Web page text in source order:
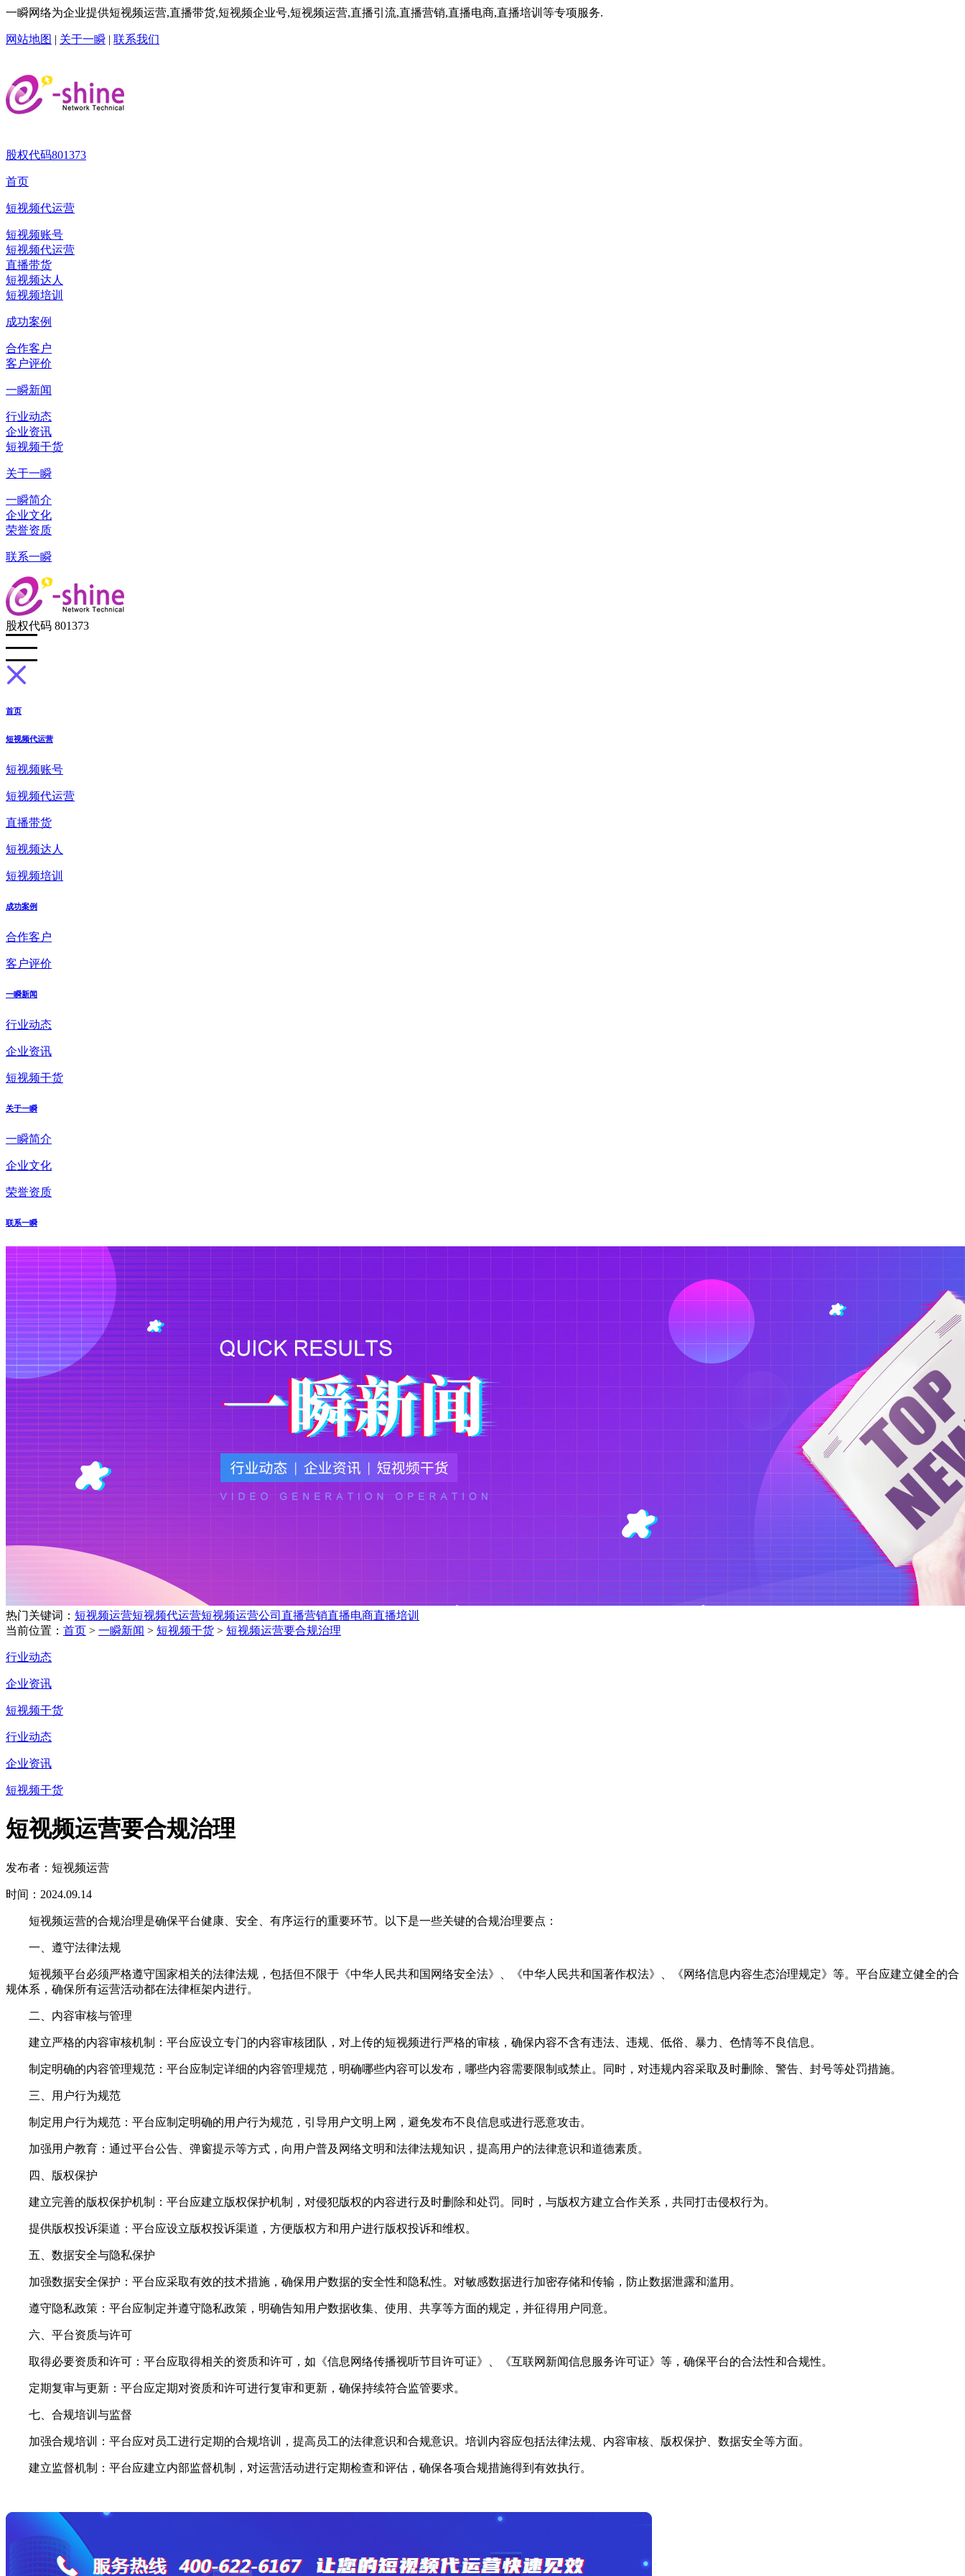
一瞬网络为企业提供短视频运营,直播带货,短视频企业号,短视频运营,直播引流,直播营销,直播电商,直播培训等专项服务.
网站地图 | 关于一瞬 | 联系我们
股权代码801373
首页
短视频代运营
短视频账号
短视频代运营
直播带货
短视频达人
短视频培训
成功案例
合作客户
客户评价
一瞬新闻
行业动态
企业资讯
短视频干货
关于一瞬
一瞬简介
企业文化
荣誉资质
联系一瞬
股权代码 801373
首页
短视频代运营
短视频账号
短视频代运营
直播带货
短视频达人
短视频培训
成功案例
合作客户
客户评价
一瞬新闻
行业动态
企业资讯
短视频干货
关于一瞬
一瞬简介
企业文化
荣誉资质
联系一瞬
热门关键词： 短视频运营短视频代运营短视频运营公司 直播营销直播电商直播培训
当前位置： 首页 > 一瞬新闻 > 短视频干货 > 短视频运营要合规治理
行业动态
企业资讯
短视频干货
行业动态
企业资讯
短视频干货
短视频运营要合规治理
发布者：短视频运营
时间：2024.09.14
短视频运营的合规治理是确保平台健康、安全、有序运行的重要环节。以下是一些关键的合规治理要点：
一、遵守法律法规
短视频平台必须严格遵守国家相关的法律法规，包括但不限于《中华人民共和国网络安全法》、《中华人民共和国著作权法》、《网络信息内容生态治理规定》等。平台应建立健全的合
规体系，确保所有运营活动都在法律框架内进行。
二、内容审核与管理
建立严格的内容审核机制：平台应设立专门的内容审核团队，对上传的短视频进行严格的审核，确保内容不含有违法、违规、低俗、暴力、色情等不良信息。
制定明确的内容管理规范：平台应制定详细的内容管理规范，明确哪些内容可以发布，哪些内容需要限制或禁止。同时，对违规内容采取及时删除、警告、封号等处罚措施。
三、用户行为规范
制定用户行为规范：平台应制定明确的用户行为规范，引导用户文明上网，避免发布不良信息或进行恶意攻击。
加强用户教育：通过平台公告、弹窗提示等方式，向用户普及网络文明和法律法规知识，提高用户的法律意识和道德素质。
四、版权保护
建立完善的版权保护机制：平台应建立版权保护机制，对侵犯版权的内容进行及时删除和处罚。同时，与版权方建立合作关系，共同打击侵权行为。
提供版权投诉渠道：平台应设立版权投诉渠道，方便版权方和用户进行版权投诉和维权。
五、数据安全与隐私保护
加强数据安全保护：平台应采取有效的技术措施，确保用户数据的安全性和隐私性。对敏感数据进行加密存储和传输，防止数据泄露和滥用。
遵守隐私政策：平台应制定并遵守隐私政策，明确告知用户数据收集、使用、共享等方面的规定，并征得用户同意。
六、平台资质与许可
取得必要资质和许可：平台应取得相关的资质和许可，如《信息网络传播视听节目许可证》、《互联网新闻信息服务许可证》等，确保平台的合法性和合规性。
定期复审与更新：平台应定期对资质和许可进行复审和更新，确保持续符合监管要求。
七、合规培训与监督
加强合规培训：平台应对员工进行定期的合规培训，提高员工的法律意识和合规意识。培训内容应包括法律法规、内容审核、版权保护、数据安全等方面。
建立监督机制：平台应建立内部监督机制，对运营活动进行定期检查和评估，确保各项合规措施得到有效执行。